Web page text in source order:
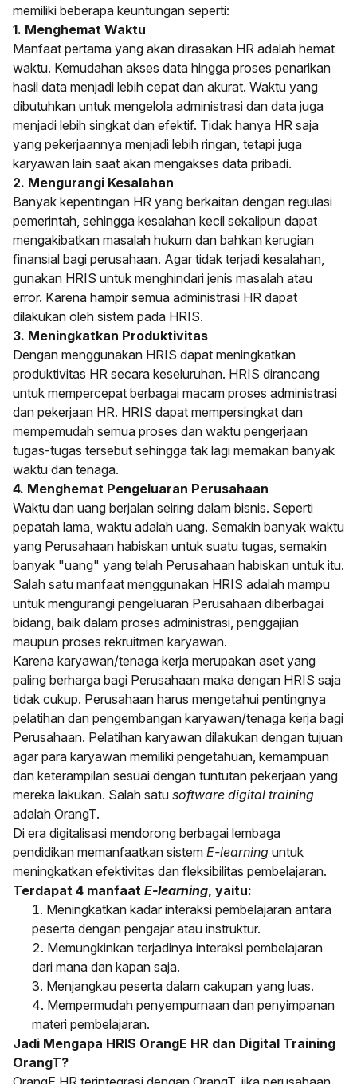
memiliki beberapa keuntungan seperti:
1. Menghemat Waktu
Manfaat pertama yang akan dirasakan HR adalah hemat
waktu. Kemudahan akses data hingga proses penarikan
hasil data menjadi lebih cepat dan akurat. Waktu yang
dibutuhkan untuk mengelola administrasi dan data juga
menjadi lebih singkat dan efektif. Tidak hanya HR saja
yang pekerjaannya menjadi lebih ringan, tetapi juga
karyawan lain saat akan mengakses data pribadi.
2. Mengurangi Kesalahan
Banyak kepentingan HR yang berkaitan dengan regulasi
pemerintah, sehingga kesalahan kecil sekalipun dapat
mengakibatkan masalah hukum dan bahkan kerugian
finansial bagi perusahaan. Agar tidak terjadi kesalahan,
gunakan HRIS untuk menghindari jenis masalah atau
error. Karena hampir semua administrasi HR dapat
dilakukan oleh sistem pada HRIS.
3. Meningkatkan Produktivitas
Dengan menggunakan HRIS dapat meningkatkan
produktivitas HR secara keseluruhan. HRIS dirancang
untuk mempercepat berbagai macam proses administrasi
dan pekerjaan HR. HRIS dapat mempersingkat dan
mempemudah semua proses dan waktu pengerjaan
tugas-tugas tersebut sehingga tak lagi memakan banyak
waktu dan tenaga.
4. Menghemat Pengeluaran Perusahaan
Waktu dan uang berjalan seiring dalam bisnis. Seperti
pepatah lama, waktu adalah uang. Semakin banyak waktu
yang Perusahaan habiskan untuk suatu tugas, semakin
banyak "uang" yang telah Perusahaan habiskan untuk itu.
Salah satu manfaat menggunakan HRIS adalah mampu
untuk mengurangi pengeluaran Perusahaan diberbagai
bidang, baik dalam proses administrasi, penggajian
maupun proses rekruitmen karyawan.
Karena karyawan/tenaga kerja merupakan aset yang
paling berharga bagi Perusahaan maka dengan HRIS saja
tidak cukup. Perusahaan harus mengetahui pentingnya
pelatihan dan pengembangan karyawan/tenaga kerja bagi
Perusahaan. Pelatihan karyawan dilakukan dengan tujuan
agar para karyawan memiliki pengetahuan, kemampuan
dan keterampilan sesuai dengan tuntutan pekerjaan yang
mereka lakukan. Salah satu software digital training
adalah OrangT.
Di era digitalisasi mendorong berbagai lembaga
pendidikan memanfaatkan sistem E-learning untuk
meningkatkan efektivitas dan fleksibilitas pembelajaran.
Terdapat 4 manfaat E-learning, yaitu:
Meningkatkan kadar interaksi pembelajaran antara
peserta dengan pengajar atau instruktur.
Memungkinkan terjadinya interaksi pembelajaran
dari mana dan kapan saja.
Menjangkau peserta dalam cakupan yang luas.
Mempermudah penyempurnaan dan penyimpanan
materi pembelajaran.
Jadi Mengapa HRIS OrangE HR dan Digital Training
OrangT?